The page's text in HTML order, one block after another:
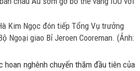
Kim Ngọc đón tiếp Tổng Vụ trưởng
Ngoại giao Bỉ Jeroen Cooreman. (Ảnh:
hoan nghênh chuyến thăm đầu tiên của